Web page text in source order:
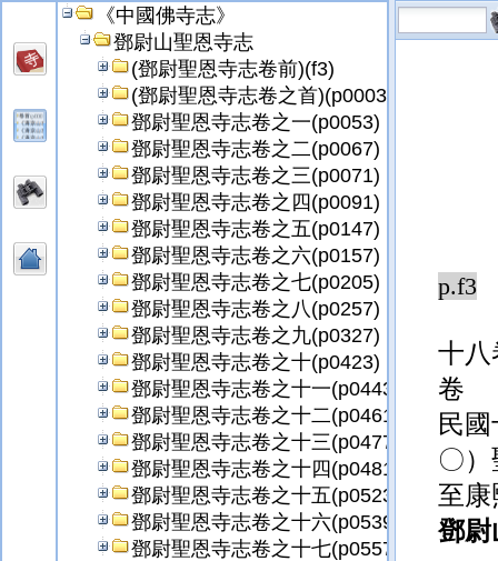
《中國佛寺志》
鄧尉山聖恩寺志
(鄧尉聖恩寺志卷前)(f3)
(鄧尉聖恩寺志卷之首)(p0003)
鄧尉聖恩寺志卷之一(p0053)
鄧尉聖恩寺志卷之二(p0067)
鄧尉聖恩寺志卷之三(p0071)
鄧尉聖恩寺志卷之四(p0091)
鄧尉聖恩寺志卷之五(p0147)
鄧尉聖恩寺志卷之六(p0157)
鄧尉聖恩寺志卷之七(p0205)
鄧尉聖恩寺志卷之八(p0257)
鄧尉聖恩寺志卷之九(p0327)
鄧尉聖恩寺志卷之十(p0423)
鄧尉聖恩寺志卷之十一(p0443)
鄧尉聖恩寺志卷之十二(p0461)
鄧尉聖恩寺志卷之十三(p0477)
鄧尉聖恩寺志卷之十四(p0481)
鄧尉聖恩寺志卷之十五(p0523)
鄧尉聖恩寺志卷之十六(p0539)
鄧尉聖恩寺志卷之十七(p0557)
p.f3
十八
卷
民
〇）
至
鄧尉